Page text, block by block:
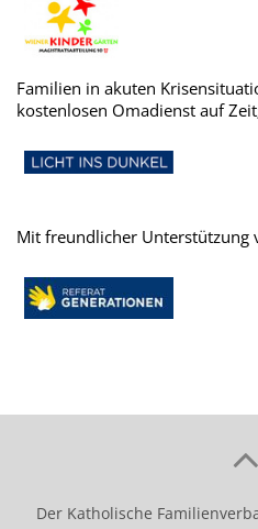
Familien in akuten
kostenlosen Omadienst auf
Mit freundlicher Unterstützung
Der Katholische